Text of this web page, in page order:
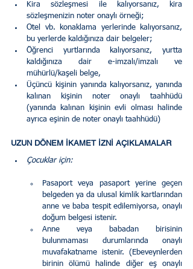
Kira sözleşmesi ile kalıyorsanız, kira
sözleşmenizin noter onaylı örneği;
Otel vb. konaklama yerlerinde kalıyorsanız,
bu yerlerde kaldığınıza dair belgeler;
Öğrenci yurtlarında kalıyorsanız, yurtta
kaldığınıza dair e-imzalı/imzalı ve
mühürlü/kaşeli belge,
Üçüncü kişinin yanında kalıyorsanız, yanında
kalınan kişinin noter onaylı taahhüdü
(yanında kalınan kişinin evli olması halinde
ayrıca eşinin de noter onaylı taahhüdü)
UZUN DÖNEM İKAMET İZNİ AÇIKLAMALAR
Çocuklar için:
Pasaport veya pasaport yerine geçen
belgeden ya da ulusal kimlik kartlarından
anne ve baba tespit edilemiyorsa, onaylı
doğum belgesi istenir.
Anne veya babadan birisinin
bulunmaması durumlarında onaylı
muvafakatname istenir. (Ebeveynlerden
birinin ölümü halinde diğer eş onaylı